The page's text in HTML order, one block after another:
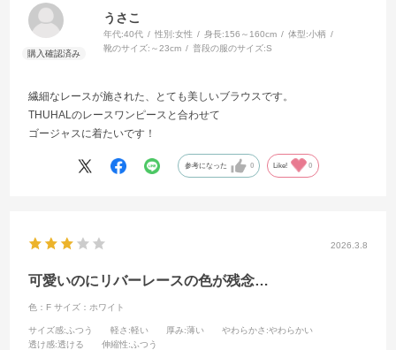
うさこ
年代:40代 性別:女性 身長:156～160cm 体型:小柄
靴のサイズ: ～23cm 普段の服のサイズ:S
繊細なレースが施された、とても美しいブラウスです。
THUHALのレースワンピースと合わせて
ゴージャスに着たいです！
参考になった 0 Like! 0
2026.3.8
可愛いのにリバーレースの色が残念…
色：F サイズ：ホワイト
サイズ感:ふつう 軽さ :軽い 厚み:薄い やわらかさ :やわらかい
透け感:透ける 伸縮性:ふつう